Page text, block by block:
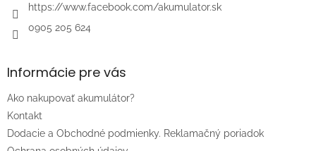
https://www.facebook.com/akumulator.sk
0905 205 624
Informácie pre vás
Ako nakupovať akumulátor?
Kontakt
Dodacie a Obchodné podmienky. Reklamačný poriadok